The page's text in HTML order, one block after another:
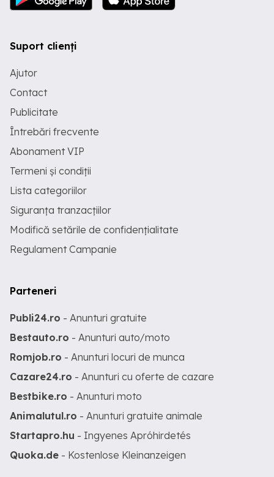
Suport clienți
Ajutor
Contact
Publicitate
Întrebări frecvente
Abonament VIP
Termeni și condiții
Lista categoriilor
Siguranța tranzacțiilor
Modifică setările de confidențialitate
Regulament Campanie
Parteneri
Publi24.ro - Anunturi gratuite
Bestauto.ro - Anunturi auto/moto
Romjob.ro - Anunturi locuri de munca
Cazare24.ro - Anunturi cu oferte de cazare
Bestbike.ro - Anunturi moto
Animalutul.ro - Anunturi gratuite animale
Startapro.hu - Ingyenes Apróhirdetés
Quoka.de - Kostenlose Kleinanzeigen